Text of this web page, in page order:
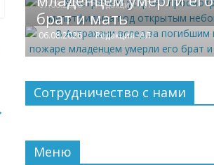
07.08.2026 Редакция -АЛ-
брат и мать
06.08.2026 Редакция -АЛ-
Сотрудничество с нами
Меню